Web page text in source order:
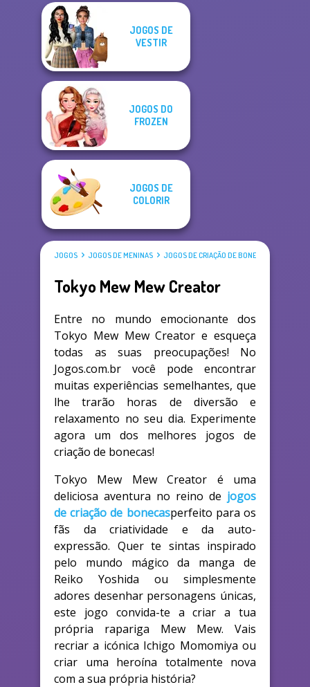
JOGOS DE
VESTIR
JOGOS DO
FROZEN
JOGOS DE
COLORIR
JOGOS JOGOS DE MENINAS JOGOS DE CRIAÇÃO DE BONECAS
Tokyo Mew Mew Creator
Entre no mundo emocionante dos
Tokyo Mew Mew Creator e esqueça
todas as suas preocupações! No
Jogos.com.br você pode encontrar
muitas experiências semelhantes, que
lhe trarão horas de diversão e
relaxamento no seu dia. Experimente
agora um dos melhores jogos de
criação de bonecas!
Tokyo Mew Mew Creator é uma
deliciosa aventura no reino de jogos
de criação de bonecasperfeito para os
fãs da criatividade e da auto-
expressão. Quer te sintas inspirado
pelo mundo mágico da manga de
Reiko Yoshida ou simplesmente
adores desenhar personagens únicas,
este jogo convida-te a criar a tua
própria rapariga Mew Mew. Vais
recriar a icónica Ichigo Momomiya ou
criar uma heroína totalmente nova
com a sua própria história?